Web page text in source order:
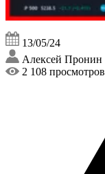
13/05/24
Алексей Пронин
2 108 просмотров